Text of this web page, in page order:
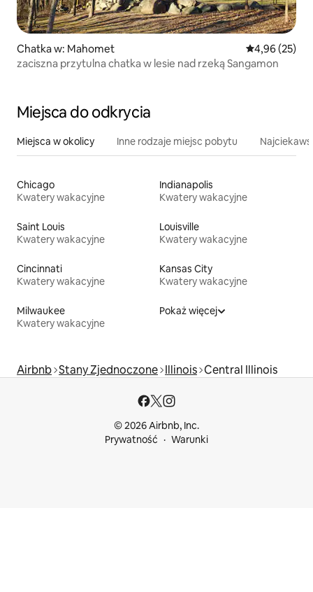
Chatka w: Mahomet Średnia
4,96 (25)
zaciszna przytulna chatka w lesie nad rzeką Sangamon
Miejsca do odkrycia
Miejsca w okolicy Inne rodzaje miejsc pobytu
Chicago
Kwatery wakacyjne
Indianapolis
Kwatery wakacyjne
Saint Louis
Kwatery wakacyjne
Louisville
Kwatery wakacyjne
Cincinnati
Kwatery wakacyjne
Kansas City
Kwatery wakacyjne
Milwaukee
Kwatery wakacyjne
Pokaż więcej
Airbnb Stany Zjednoczone Illinois Central Illinois
© 2026 Airbnb, Inc.
Prywatność
Warunki